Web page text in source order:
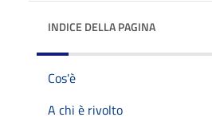
INDICE DELLA PAGINA
Cos'è
A chi è rivolto